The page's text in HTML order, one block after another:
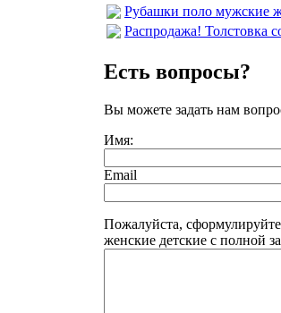
Рубашки поло мужские
Распродажа! Толстовка
Есть вопросы?
Вы можете задать нам
Имя:
Email
Пожалуйста,
женские детские с полной